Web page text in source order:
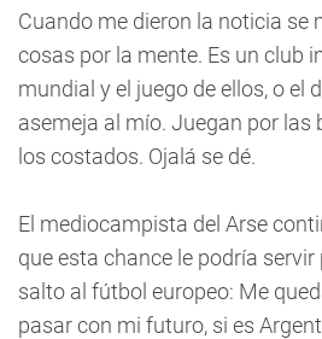
Cuando me dieron la noticia se
cosas por la mente. Es un club
mundial y el juego de ellos, o el
asemeja al mío. Juegan por las
los costados. Ojalá se dé.
El mediocampista del Arse
que esta chance le podría
salto al fútbol europeo: Me
pasar con mi futuro, si es